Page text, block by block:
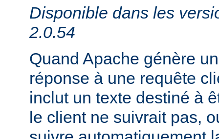
Disponible dans les
2.0.54
Quand Apache génère
réponse à une requête
inclut un texte destiné à
le client ne suivrait pas,